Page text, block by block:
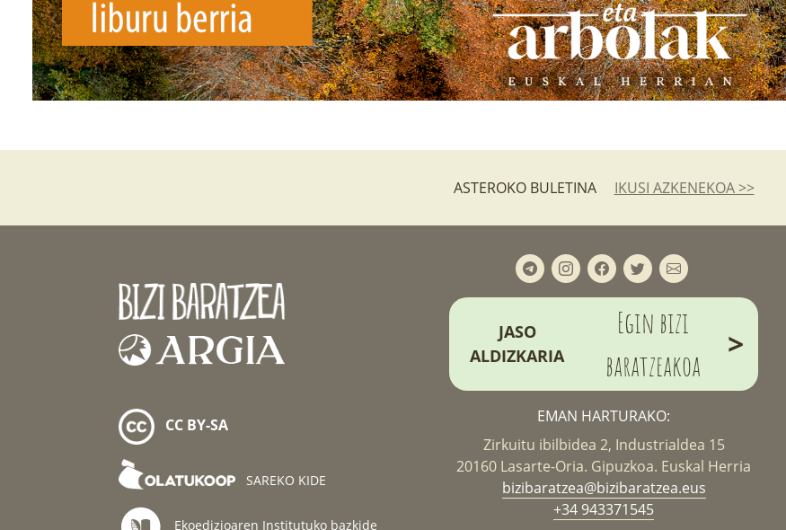
ASTEROKO BULETINA IKUSI AZKENEKOA >>
CC BY-SA
SAREKO KIDE
Ekoedizioaren Institutuko bazkide
JASO
ALDIZKARIA
Egin bizi
baratzeakoa
>
EMAN HARTURAKO:
Zirkuitu ibilbidea 2, Industrialdea 15
20160 Lasarte-Oria. Gipuzkoa. Euskal Herria
bizibaratzea@bizibaratzea.eus
+34 943371545